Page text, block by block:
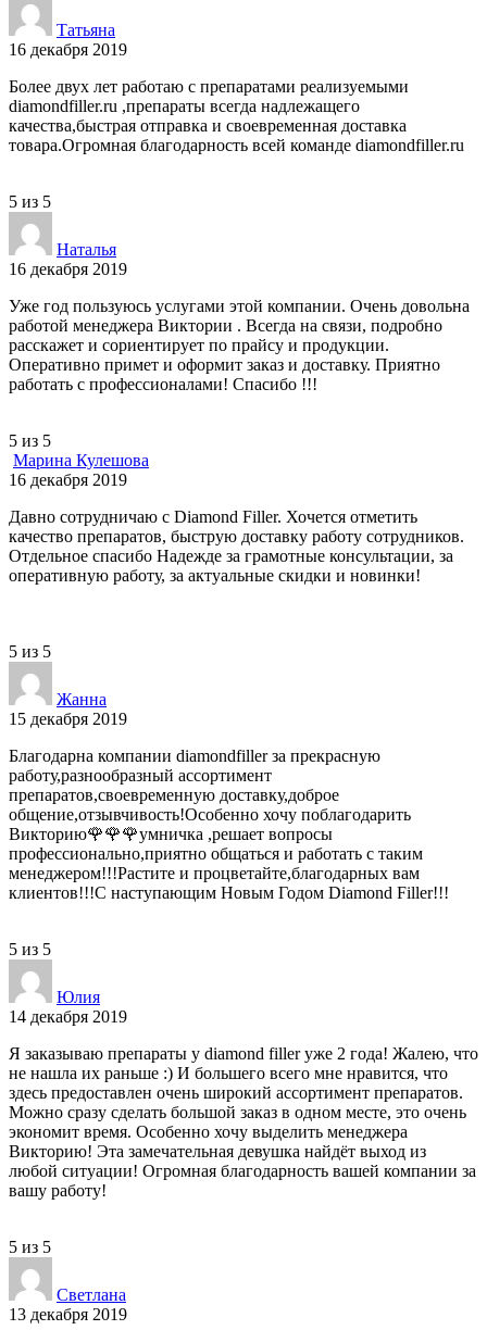
Татьяна
16 декабря 2019
Более двух лет работаю с препаратами реализуемыми
diamondfiller.ru ,препараты всегда надлежащего
качества,быстрая отправка и своевременная доставка
товара.Огромная благодарность всей команде diamondfiller.ru
5 из 5
Наталья
16 декабря 2019
Уже год пользуюсь услугами этой компании. Очень довольна
работой менеджера Виктории . Всегда на связи, подробно
расскажет и сориентирует по прайсу и продукции.
Оперативно примет и оформит заказ и доставку. Приятно
работать с профессионалами! Спасибо !!!
5 из 5
Марина Кулешова
16 декабря 2019
Давно сотрудничаю с Diamond Filler. Хочется отметить
качество препаратов, быструю доставку работу сотрудников.
Отдельное спасибо Надежде за грамотные консультации, за
оперативную работу, за актуальные скидки и новинки!
5 из 5
Жанна
15 декабря 2019
Благодарна компании diamondfiller за прекрасную
работу,разнообразный ассортимент
препаратов,своевременную доставку,доброе
общение,отзывчивость!Особенно хочу поблагодарить
Викторию🌹🌹🌹умничка ,решает вопросы
профессионально,приятно общаться и работать с таким
менеджером!!!Растите и процветайте,благодарных вам
клиентов!!!С наступающим Новым Годом Diamond Filler!!!
5 из 5
Юлия
14 декабря 2019
Я заказываю препараты у diamond filler уже 2 года! Жалею, что
не нашла их раньше :) И большего всего мне нравится, что
здесь предоставлен очень широкий ассортимент препаратов.
Можно сразу сделать большой заказ в одном месте, это очень
экономит время. Особенно хочу выделить менеджера
Викторию! Эта замечательная девушка найдёт выход из
любой ситуации! Огромная благодарность вашей компании за
вашу работу!
5 из 5
Светлана
13 декабря 2019